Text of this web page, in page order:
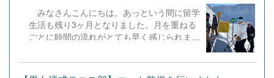
や実業団の選手とも試合をすることができ、
非常に良い経験を積むことができました。
&nbsp; ○ジョブキタ杯オープン大会（2/7-
集まるハイレベルな大会に、女子チームが推
みなさんこんにちは。あっという間に留学
生活も残り3ヶ月となりました。月を重ねる
ごとに時間の流れがとても早く感じられま
月が経ちましたが、前のホストファミリーと
過ごしていた時とほとんど変わらず、快適に